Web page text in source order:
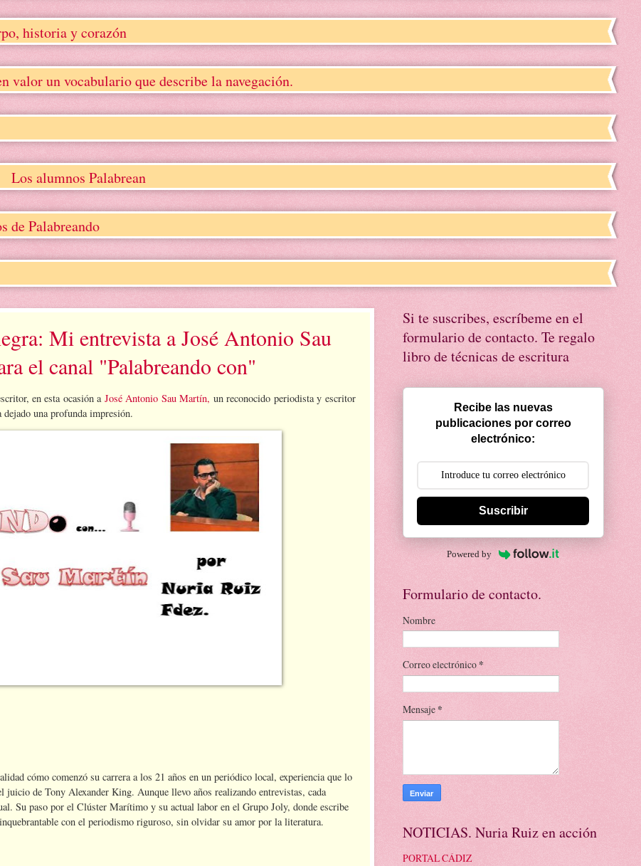
historia y corazón
valor un vocabulario que describe la navegación.
Los alumnos Palabrean
de Palabreando
Mi entrevista a José Antonio Sau
el canal "Palabreando con"
en esta ocasión a José Antonio Sau Martín, un reconocido periodista y escritor
dejado una profunda impresión.
cómo comenzó su carrera a los 21 años en un periódico local, experiencia que lo
de Tony Alexander King. Aunque llevo años realizando entrevistas, cada
Su paso por el Clúster Marítimo y su actual labor en el Grupo Joly, donde escribe
con el periodismo riguroso, sin olvidar su amor por la literatura.
Si te suscribes, escríbeme en el
formulario de contacto. Te regalo
libro de técnicas de escritura
Recibe las nuevas
publicaciones por correo
electrónico:
Suscribir
Powered by
Formulario de contacto.
Nombre
Correo electrónico*
Mensaje *
NOTICIAS. Nuria Ruiz en acción
PORTAL CÁDIZ